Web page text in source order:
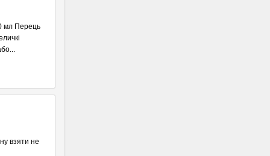
мл Перець
взяти не